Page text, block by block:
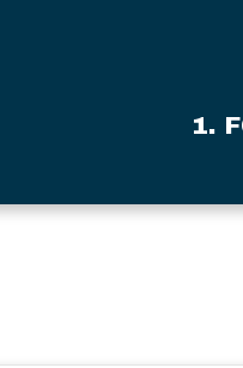
1.